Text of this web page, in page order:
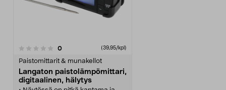
0arvostelut (39,95/kpl)
Paistomittarit & munakellot
Langaton paistolämpömittari,
digitaalinen, hälytys